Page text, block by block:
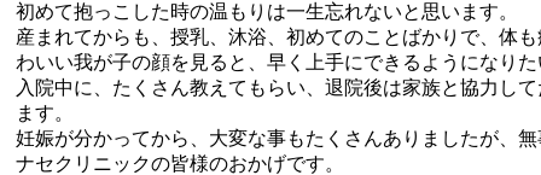
初めて抱っこした時の温もりは一生忘れないと思います。
産まれてからも、授乳、沐浴、初めてのことばかりで、体
わいい我が子の顔を見ると、早く上手にできるようになり
入院中に、たくさん教えてもらい、退院後は家族と協力し
ます。
妊娠が分かってから、大変な事もたくさんありましたが、
ナセクリニックの皆様のおかげです。